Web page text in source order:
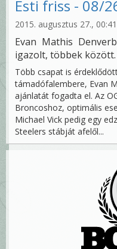
Esti friss - 08/
2015. augusztus 27., 00:41
Evan Mathis
igazolt, többek között.
Több csapat is
támadófalembere, Evan
ajánlatát fogadta el. Az
Broncoshoz, optimális
Michael Vick pedig egy
Steelers stábját afelől...